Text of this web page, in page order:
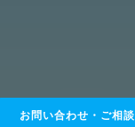
ツ
へ
お問い合わせ・ご相談